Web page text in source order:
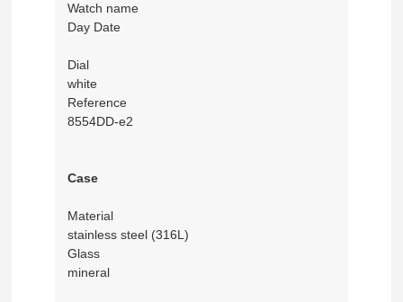
Watch name
Day Date
Dial
white
Reference
8554DD-e2
Case
Material
stainless steel (316L)
Glass
mineral